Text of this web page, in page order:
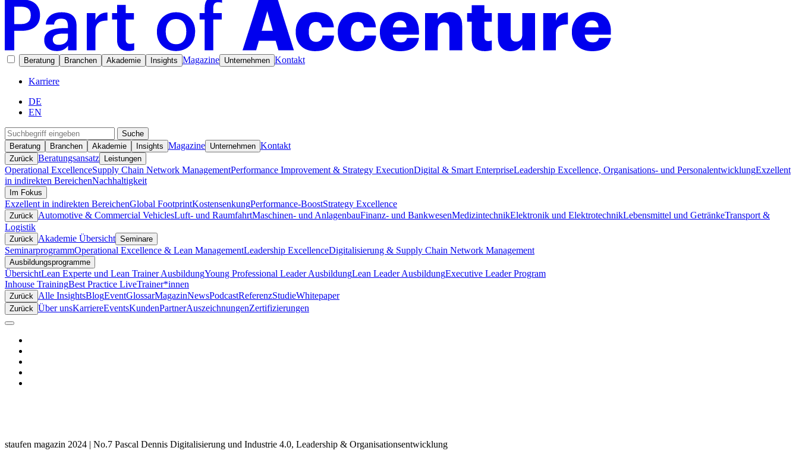
Beratung Branchen Akademie Insights Magazine Unternehmen Kontakt
Karriere
DE
EN
Suche
Beratung
Branchen Akademie Insights Magazine Unternehmen Kontakt
Zurück Beratungsansatz Leistungen
Operational ExcellenceSupply Chain Network ManagementPerformance Improvement & Strategy ExecutionDigital & Smart EnterpriseLeadership Excellence, Organisations- und PersonalentwicklungExzellent
in indirekten BereichenNachhaltigkeit
Im Fokus
Exzellent in indirekten BereichenGlobal FootprintKostensenkungPerformance-BoostStrategy Excellence
Zurück Automotive & Commercial VehiclesLuft- und RaumfahrtMaschinen- und AnlagenbauFinanz- und BankwesenMedizintechnikElektronik und ElektrotechnikLebensmittel und GetränkeTransport &
Logistik
Zurück Akademie Übersicht Seminare
SeminarprogrammOperational Excellence & Lean ManagementLeadership ExcellenceDigitalisierung & Supply Chain Network Management
Ausbildungsprogramme
ÜbersichtLean Experte und Lean Trainer AusbildungYoung Professional Leader AusbildungLean Leader AusbildungExecutive Leader Program
Inhouse TrainingBest Practice LiveTrainer*innen
Zurück Alle InsightsBlogEventGlossarMagazinNewsPodcastReferenzStudieWhitepaper
Zurück Über unsKarriereEventsKundenPartnerAuszeichnungenZertifizierungen
staufen magazin 2024 | No.7 Pascal Dennis Digitalisierung und Industrie 4.0, Leadership & Organisationsentwicklung